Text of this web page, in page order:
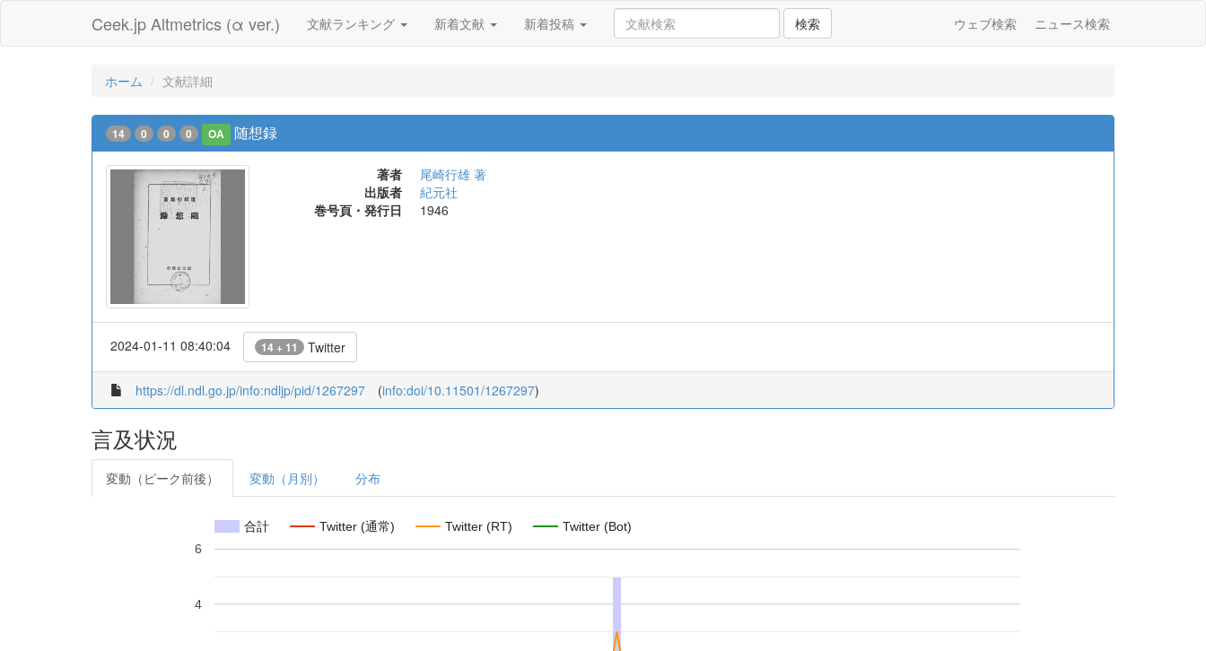
Ceek.jp Altmetrics (α ver.) 文献ランキング 新着文献 新着投稿 検索 ウェブ検索 ニュース検索
ホーム 文献詳細
14 0 0 0 OA 随想録
著者
尾崎行雄 著
出版者
紀元社
巻号頁・発行日
1946
2024-01-11 08:40:04 14 + 11 Twitter
https://dl.ndl.go.jp/info:ndljp/pid/1267297 (info:doi/10.11501/1267297)
言及状況
変動（ピーク前後） 変動（月別） 分布
合計 Twitter (通常) Twitter (RT) Twitter (Bot)
4
6